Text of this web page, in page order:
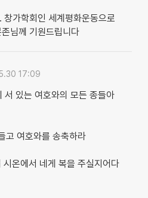
가학회인 세계평화운동으로
님께 기원드립니다
17:09
서 있는 여호와의 모든 종들아
고 여호와를 송축하라
온에서 네게 복을 주실지어다